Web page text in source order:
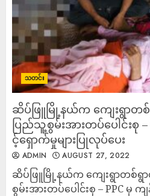
သတင်း
ဆိပ်ဖြူမြို့နယ်က ကျေးရွာတ
ပြည်သူ့စွမ်းအားတပ်ပေါင်းစု –
င့်ရှောက်မှုများပြုလုပ်ပေး
ADMIN AUGUST 27, 2022
ဆိပ်ဖြူမြို့နယ်က ကျေးရွာတစ်ရွ
စွမ်းအားတပ်ပေါင်းစု – PPC မှ က